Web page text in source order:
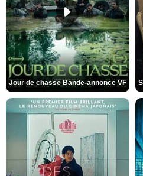
Jour de chasse Bande-annonce VF